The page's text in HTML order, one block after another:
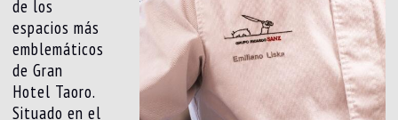
de los
espacios más
emblemáticos
de Gran
Hotel Taoro.
Situado en el